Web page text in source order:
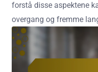
forstå disse aspektene
overgang og fremme